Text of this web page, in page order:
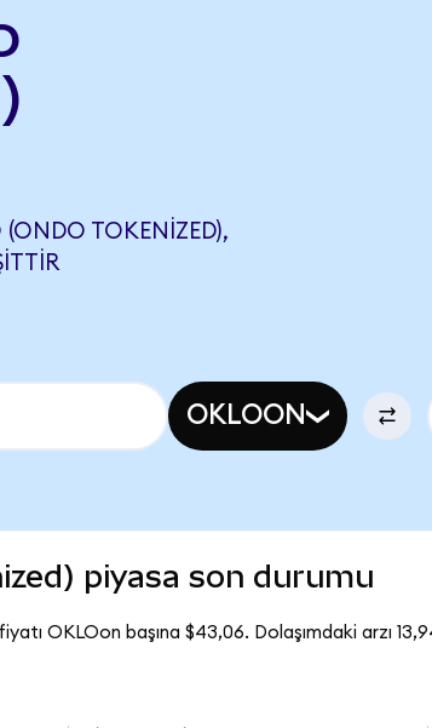
TOKENIZED),
OKLOON
piyasa son durumu
OKLOon başına $43,06. Dolaşımdaki arzı